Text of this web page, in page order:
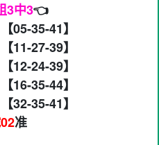
3中3👈
05-35-41】
11-27-39】
12-24-39】
16-35-44】
32-35-41】
准